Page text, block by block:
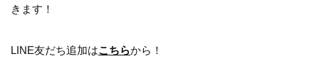
きます！
LINE友だち追加はこちらから！